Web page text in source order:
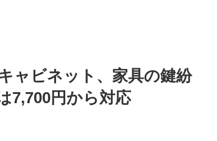
ャビネット、家具の鍵紛
7,700円から対応